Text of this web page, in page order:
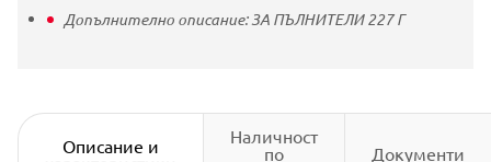
Допълнително описание:ЗА ПЪЛНИТЕЛИ 227 Г
Описание и
Наличност
по
Документи